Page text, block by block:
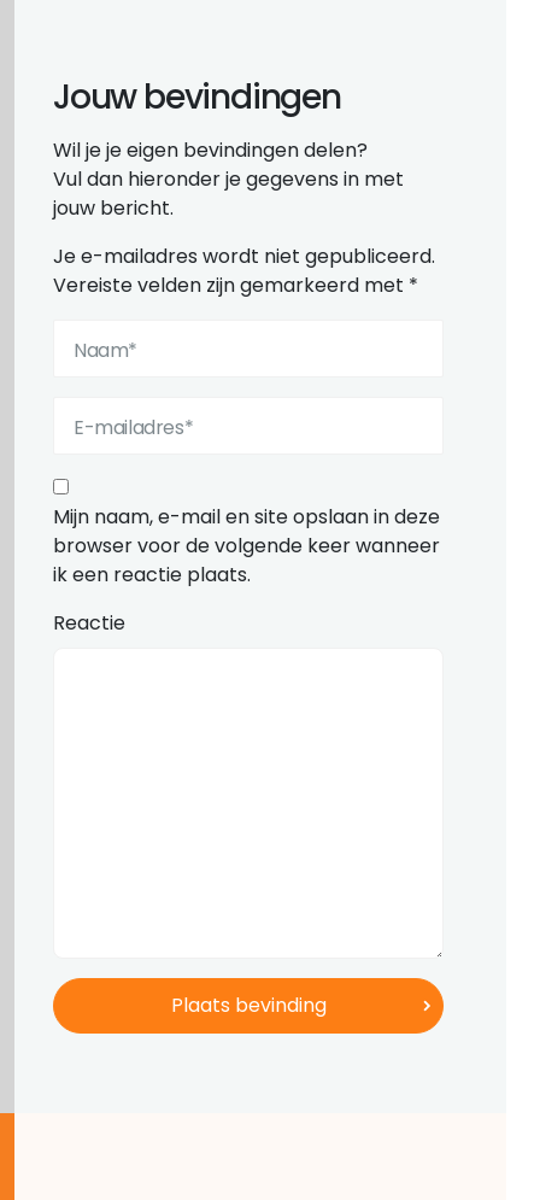
Jouw bevindingen
Wil je je eigen bevindingen delen?
Vul dan hieronder je gegevens in met
jouw bericht.
Je e-mailadres wordt niet gepubliceerd.
Vereiste velden zijn gemarkeerd met *
Mijn naam, e-mail en site opslaan in deze
browser voor de volgende keer wanneer
ik een reactie plaats.
Reactie